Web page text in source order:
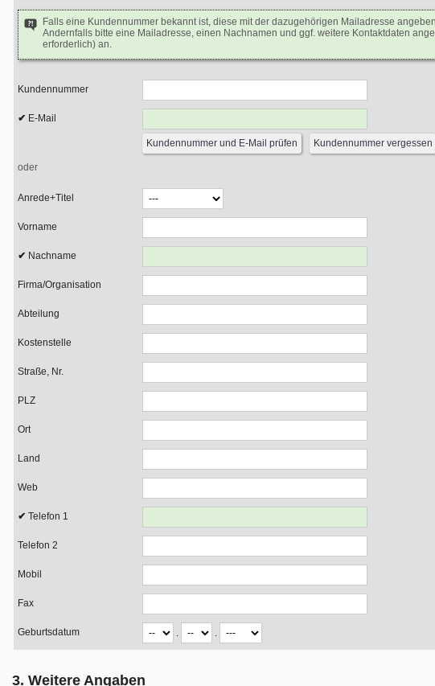
Falls eine Kundennummer bekannt ist, diese mit der dazugehörigen Mailadresse
Andernfalls bitte eine Mailadresse, einen Nachnamen und ggf. weitere Kontaktdaten
erforderlich) an.
Kundennummer
E-Mail
oder
Anrede+Titel
Vorname
Nachname
Firma/Organisation
Abteilung
Kostenstelle
Straße, Nr.
PLZ
Ort
Land
Web
Telefon 1
Telefon 2
Mobil
Fax
Geburtsdatum . .
3. Weitere Angaben